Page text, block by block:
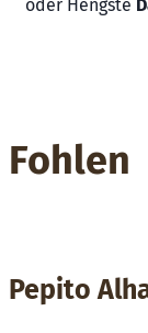
oder Hengste
Fohlen
Pepito